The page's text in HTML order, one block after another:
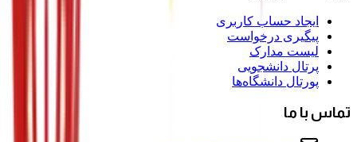
ایجاد حساب کاربری
پیگیری درخواست
لیست مدارک
پرتال دانشجویی
پورتال دانشگاه‌ها
تماس با ما